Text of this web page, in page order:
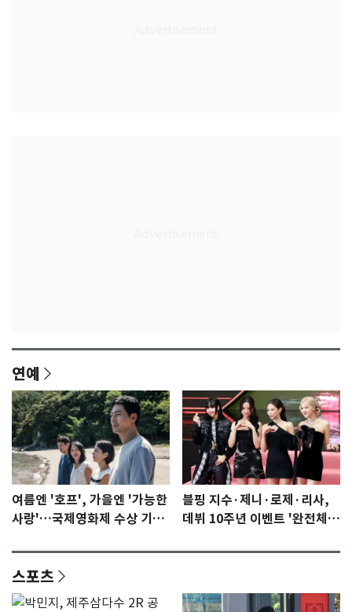
연예
여름엔 '호프', 가을엔 '가능한
사랑'…국제영화제 수상 기대
블핑 지수·제니·로제·리사,
데뷔 10주년 이벤트 '완전체'
스포츠